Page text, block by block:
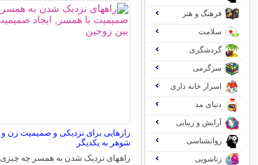
رازهایی برای نزدیکی و صمیمیت زن و
شوهر به یکدیگر
راههای نزدیک شدن به همسر چه
فرهنگ و هنر
سلامت
گردشگری
سرگرمی
اسرار خانه داری
دنیای مد
آرایش و زیبایی
روانشناسی
زناشویی